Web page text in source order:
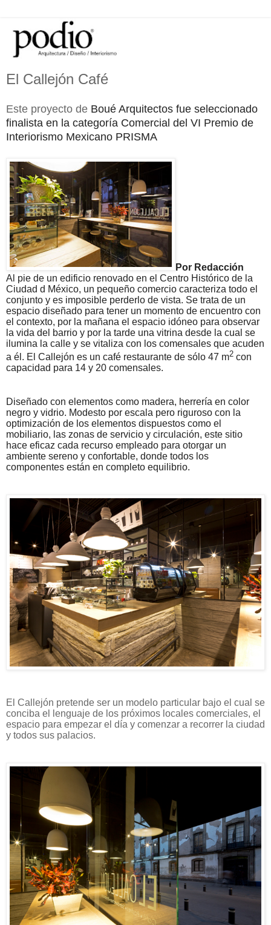
El Callejón Café
Este proyecto de Boué Arquitectos fue seleccionado
finalista en la categoría Comercial del VI Premio de
Interiorismo Mexicano PRISMA
Por Redacción
Al pie de un edificio renovado en el Centro Histórico de la
Ciudad d México, un pequeño comercio caracteriza todo el
conjunto y es imposible perderlo de vista. Se trata de un
espacio diseñado para tener un momento de encuentro con
el contexto, por la mañana el espacio idóneo para observar
la vida del barrio y por la tarde una vitrina desde la cual se
ilumina la calle y se vitaliza con los comensales que acuden
a él. El Callejón es un café restaurante de sólo 47 m2 con
capacidad para 14 y 20 comensales.
Diseñado con elementos como madera, herrería en color
negro y vidrio. Modesto por escala pero riguroso con la
optimización de los elementos dispuestos como el
mobiliario, las zonas de servicio y circulación, este sitio
hace eficaz cada recurso empleado para otorgar un
ambiente sereno y confortable, donde todos los
componentes están en completo equilibrio.
El Callejón pretende ser un modelo particular bajo el cual se
conciba el lenguaje de los próximos locales comerciales, el
espacio para empezar el día y comenzar a recorrer la ciudad
y todos sus palacios.